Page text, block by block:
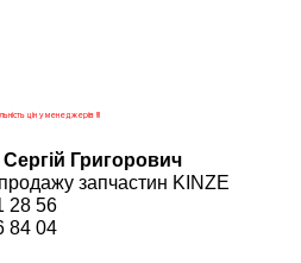
цін у менеджерів !!!
Григорович
запчастин KINZE
28 56
84 04